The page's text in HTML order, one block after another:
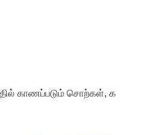
காணப்படும் சொற்கள், க